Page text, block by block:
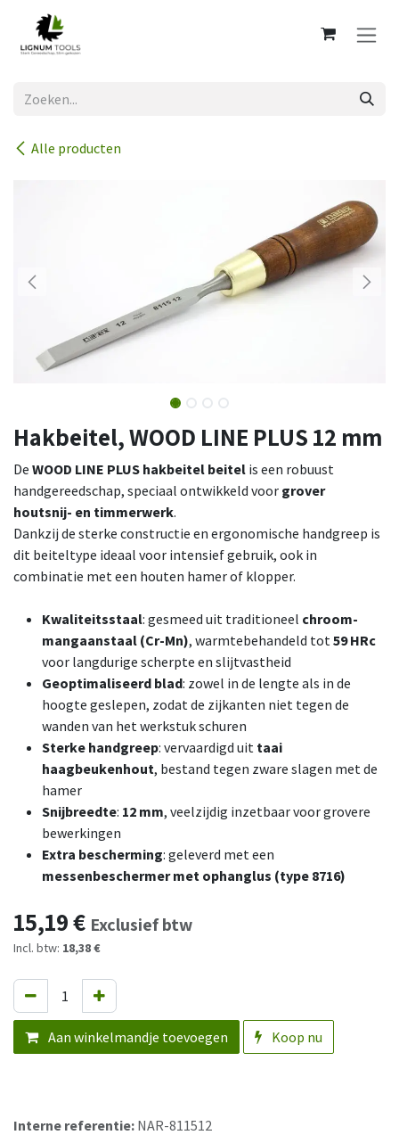
Overslaan naar inhoud
Alle producten
Hakbeitel, WOOD LINE PLUS 12 mm
De WOOD LINE PLUS hakbeitel beitel is een robuust
handgereedschap, speciaal ontwikkeld voor grover
houtsnij- en timmerwerk.
Dankzij de sterke constructie en ergonomische handgreep is
dit beiteltype ideaal voor intensief gebruik, ook in
combinatie met een houten hamer of klopper.
Kwaliteitsstaal: gesmeed uit traditioneel chroom-
mangaanstaal (Cr-Mn), warmtebehandeld tot 59 HRc
voor langdurige scherpte en slijtvastheid
Geoptimaliseerd blad: zowel in de lengte als in de
hoogte geslepen, zodat de zijkanten niet tegen de
wanden van het werkstuk schuren
Sterke handgreep: vervaardigd uit taai
haagbeukenhout, bestand tegen zware slagen met de
hamer
Snijbreedte: 12 mm, veelzijdig inzetbaar voor grovere
bewerkingen
Extra bescherming: geleverd met een
messenbeschermer met ophanglus (type 8716)
15,19€ Exclusief btw
Incl. btw: 18,38 €
Aan winkelmandje toevoegen Koop nu
Interne referentie: NAR-811512